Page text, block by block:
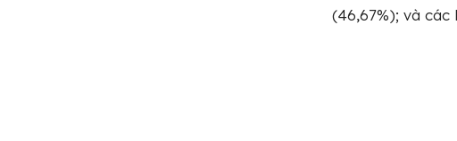
(46,67%); và các